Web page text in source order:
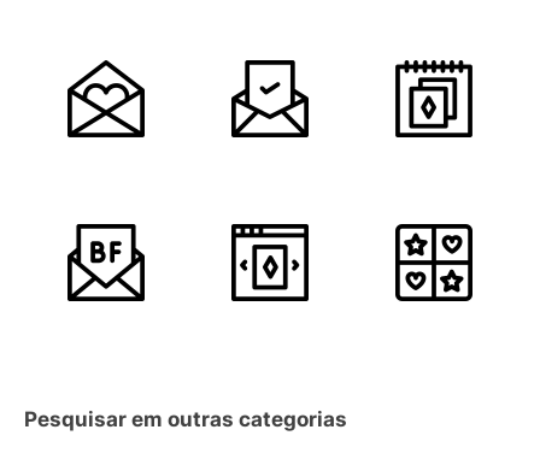
Pesquisar em outras categorias